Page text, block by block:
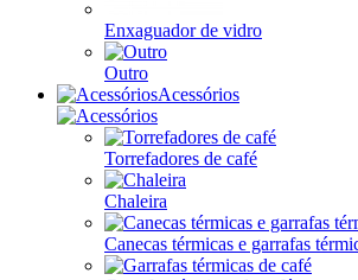
Enxaguador de vidro
Outro
Acessórios
Torrefadores de café
Chaleira
Canecas térmicas e garrafas